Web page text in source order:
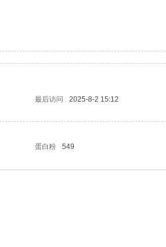
最后访问
2025-8-2 15:12
蛋白粉 549